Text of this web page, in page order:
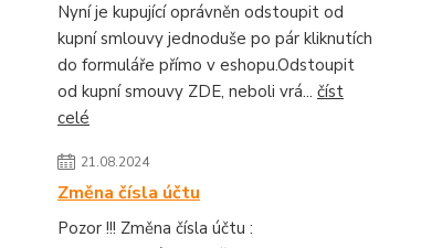
Nyní je kupující oprávněn odstoupit od
kupní smlouvy jednoduše po pár kliknutích
do formuláře přímo v eshopu.Odstoupit
od kupní smouvy ZDE, neboli vrá... číst
celé
21.08.2024
Změna čísla účtu
Pozor !!! Změna čísla účtu :